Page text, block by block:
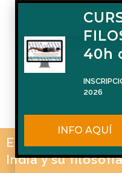
El blog de Naren
India y su
40h
2026
INFO AQUÍ
Del 2
INFO AQUÍ